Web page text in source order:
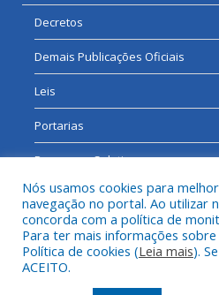
Decretos
Demais Publicações Oficiais
Leis
Portarias
Processos Seletivos
Todos os direitos reservados a
do Norte.
Nós usamos cookies para
navegação no portal. Ao utilizar
concorda com a política de
Para ter mais informações
Política de cookies (Leia mais).
ACEITO.